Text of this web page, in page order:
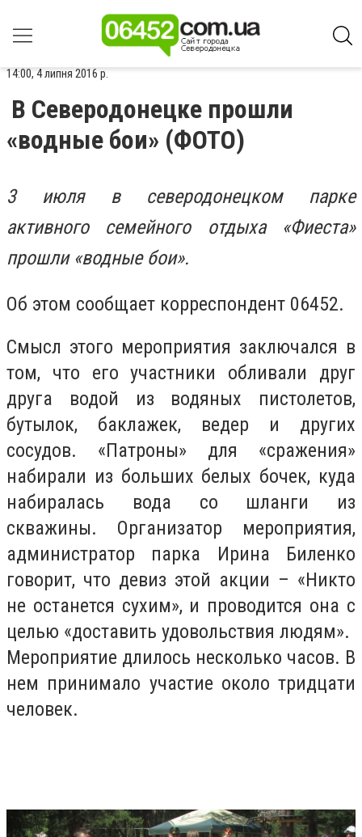
14:00, 4 липня 2016 р.
В Северодонецке прошли
«водные бои» (ФОТО)
3 июля в северодонецком парке
активного семейного отдыха «Фиеста»
прошли «водные бои».
Об этом сообщает корреспондент 06452.
Смысл этого мероприятия заключался в
том, что его участники обливали друг
друга водой из водяных пистолетов,
бутылок, баклажек, ведер и других
сосудов. «Патроны» для «сражения»
набирали из больших белых бочек, куда
набиралась вода со шланги из
скважины. Организатор мероприятия,
администратор парка Ирина Биленко
говорит, что девиз этой акции – «Никто
не останется сухим», и проводится она с
целью «доставить удовольствия людям».
Мероприятие длилось несколько часов. В
нем принимало участие около тридцати
человек.